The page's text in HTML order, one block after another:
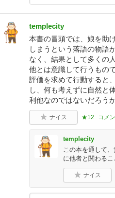
templecity
本書の冒頭では、娘を助
しまうという落語の物語
なく、結果として多くの
他とは意識して行うもの
評価を求めて行動すると
し、何も考えずに自然と
利他なのではないだろう
ナイス ★12 コメ
templecity
この本を通して
に他者と関わるこ
ナイス